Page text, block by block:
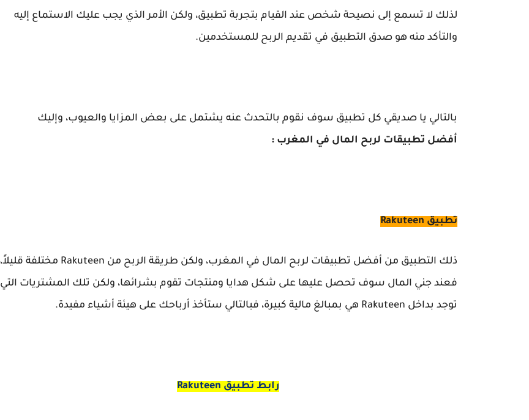
لذلك لا تسمع إلى نصيحة شخص عند القيام بتجربة تطبيق، ولكن الأمر الذي يجب عليك الاستماع إليه
والتأكد منه هو صدق التطبيق في تقديم الربح للمستخدمين.
بالتالي يا صديقي كل تطبيق سوف نقوم بالتحدث عنه يشتمل على بعض المزايا والعيوب، وإليك
أفضل تطبيقات لربح المال في المغرب :
تطبيق Rakuteen
ذلك التطبيق من أفضل
تطبيقات لربح المال في المغرب، ولكن طريقة الربح من Rakuteen مختلفة قليلاً،
فعند جني المال سوف تحصل عليها على شكل هدايا ومنتجات تقوم بشرائها، ولكن تلك المشتريات التي
توجد بداخل Rakuteen هي بمبالغ مالية كبيرة، فبالتالي ستأخذ أرباحك على هيئة أشياء مفيدة.
رابط تطبيق Rakuteen